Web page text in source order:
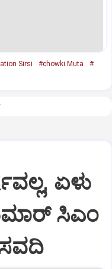
Sirsi #chowki Muta
#
ಏಳು
ಸಿಎಂ
ಸವದಿ